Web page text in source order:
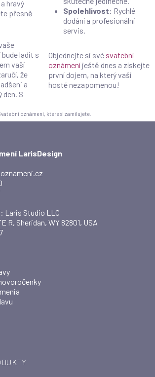
hravý
přesně
ladit s
vaší
že
a
den. S
Spolehlivost: Rychlé
dodání a profesionální
servis.
Objednejte si své svatební
oznámení ještě dnes a získejte
první dojem, na který vaši
hosté nezapomenou!
oznámení, které si zamilujete.
LarisDesign
Laris Studio LLC
R, Sheridan, WY 82801, USA